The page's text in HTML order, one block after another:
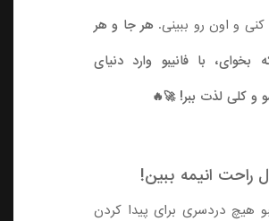
کنی و اون رو ببینی. هر جا و هر
بخوای، با فانیبو وارد دنیای
و کلی لذت ببر! 🚀🔥
راحت انیمه ببین!
هیچ دردسری برای پیدا کردن